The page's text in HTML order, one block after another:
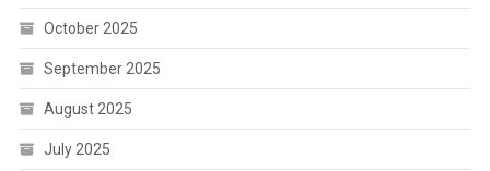
October 2025
September 2025
August 2025
July 2025